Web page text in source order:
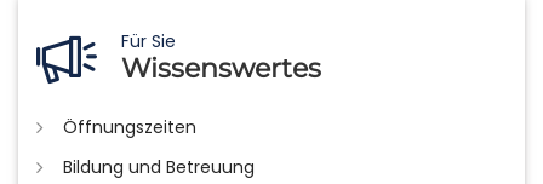
Für Sie
Wissenswertes
Öffnungszeiten
Bildung und Betreuung